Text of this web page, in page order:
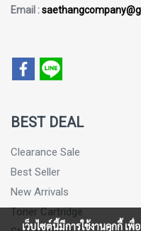
Email :
BEST DEAL
Clearance Sale
Best Seller
New Arrivals
Toner Cartridge
เว็บไซต์นี้มีการใช้งานคุกกี้ เ